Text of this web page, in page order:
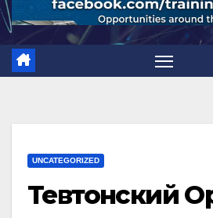
UNCATEGORIZED
Тевтонский